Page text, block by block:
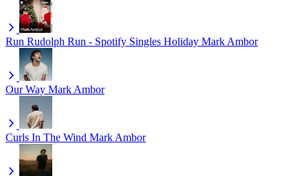
Run Rudolph Run - Spotify Singles Holiday Mark Ambor
Our Way Mark Ambor
Curls In The Wind Mark Ambor